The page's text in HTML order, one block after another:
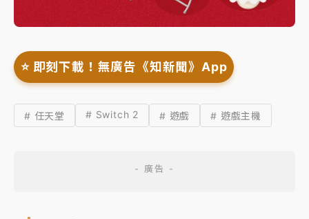
⭐️ 即刻下載！無廣告《知新聞》App
# 任天堂 # Switch 2 # 遊戲 # 遊戲主機